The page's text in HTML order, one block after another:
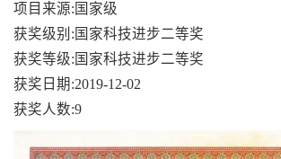
项目来源:国家级
获奖级别:国家科技进步二等奖
获奖等级:国家科技进步二等奖
获奖日期:2019-12-02
获奖人数:9